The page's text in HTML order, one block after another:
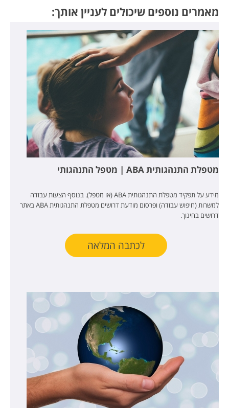
מאמרים נוספים שיכולים לעניין אותך:
מטפלת התנהגותית ABA | מטפל התנהגותי
מידע על תפקיד מטפלת התנהגותית ABA (או מטפל). בנוסף הצעות עבודה
למשרות (חיפוש עבודה) ופרסום מודעת דרושים מטפלת התנהגותית ABA באתר
דרושים בחינוך.
לכתבה המלאה